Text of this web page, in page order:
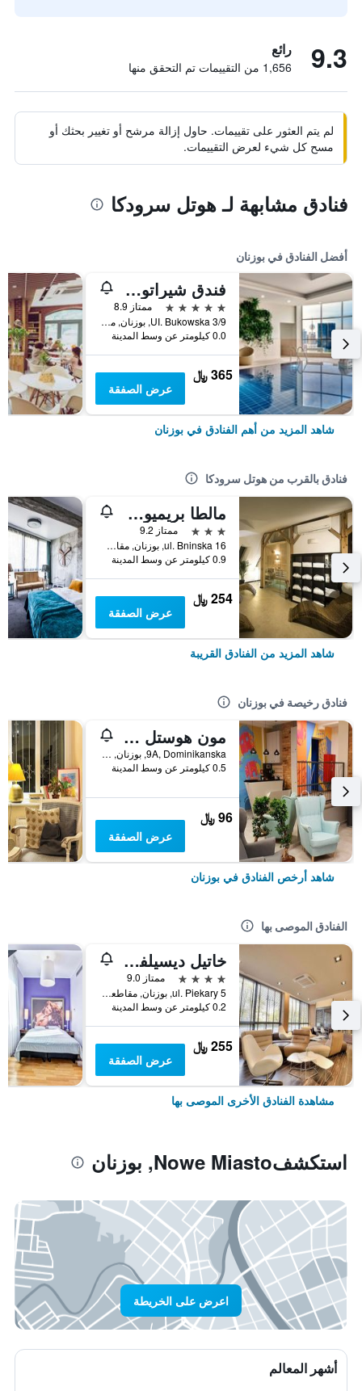
9.3 رائع
1,656 من التقييمات تم التحقق منها
لم يتم العثور على تقييمات. حاول إزالة مرشح أو تغيير بحثك أو
مسح كل شيء لعرض التقييمات.
فنادق مشابهة لـ هوتل سرودكا
أفضل الفنادق في بوزنان
فندق شيراتون بوزنان
5 نجوم
ممتاز 8.9
UI. Bukowska 3/9, بوزنان, مقاطعة بولندا الكبرى, بولندا
0.0 كيلومتر عن وسط المدينة
365 ﷼
عرض الصفقة
شاهد المزيد من أهم الفنادق في بوزنان
فنادق بالقرب من هوتل سرودكا
مالطا بريميوم هوتل
3 نجوم
ممتاز 9.2
ul. Bninska 16, بوزنان, مقاطعة بولندا الكبرى, بولندا
0.9 كيلومتر عن وسط المدينة
254 ﷼
عرض الصفقة
شاهد المزيد من الفنادق القريبة
فنادق رخيصة في بوزنان
مون هوستل بوزنان
9A, Dominikanska, بوزنان, مقاطعة بولندا الكبرى, بولندا
0.5 كيلومتر عن وسط المدينة
96 ﷼
عرض الصفقة
شاهد أرخص الفنادق في بوزنان
الفنادق الموصى بها
خاتيل ديسيلفا براميوم بوزنان
4 نجوم
ممتاز 9.0
ul. Piekary 5, بوزنان, مقاطعة بولندا الكبرى, بولندا
0.2 كيلومتر عن وسط المدينة
255 ﷼
عرض الصفقة
مشاهدة الفنادق الأخرى الموصى بها
استكشفNowe Miasto, بوزنان
اعرض على الخريطة
أشهر المعالم